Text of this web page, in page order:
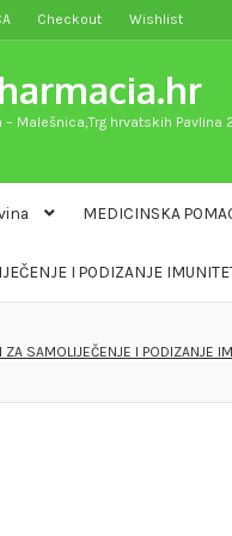
Checkout Wishlist
Malešnica,Trg hrvatskih Pavlina
MEDICINSKA
I PODIZANJE
ZA SAMOLIJEČENJE I PODIZANJE